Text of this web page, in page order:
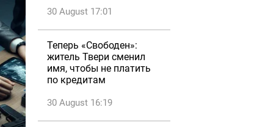
30 August 17:01
Теперь «Свободен»:
житель Твери сменил
имя, чтобы не платить
по кредитам
30 August 16:19